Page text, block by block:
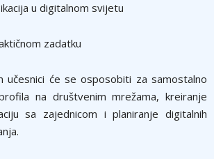
u digitalnom svijetu
zadatku
učesnici će se osposobiti za samostalno
na društvenim mrežama, kreiranje
sa zajednicom i planiranje digitalnih